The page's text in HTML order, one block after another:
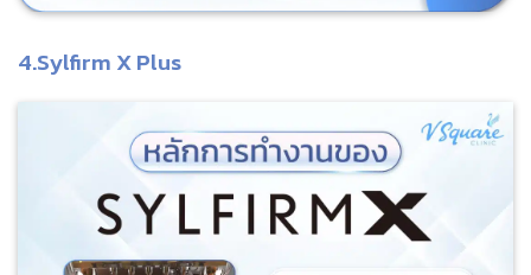
4.Sylfirm X Plus